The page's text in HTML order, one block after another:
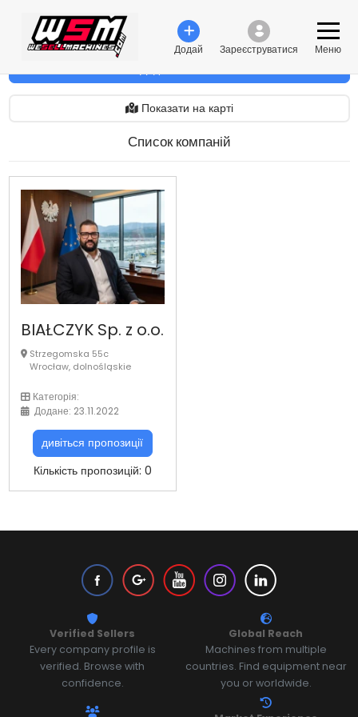
Додай Зареєструватися Меню
Показати на карті
Список компаній
BIAŁCZYK Sp. z o.o.
Strzegomska 55c
Wrocław, dolnośląskie
Категорія:
Додане: 23.11.2022
дивіться пропозиції
Кількість пропозицій: 0
Verified Sellers
Every company profile is
verified. Browse with
confidence.
Global Reach
Machines from multiple
countries. Find equipment near
you or worldwide.